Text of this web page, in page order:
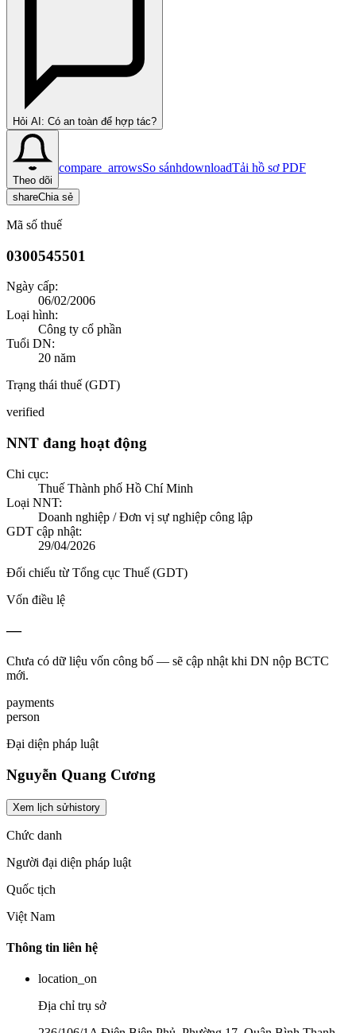
Hỏi AI: Có an toàn để hợp tác?
Theo dõi
compare_arrowsSo sánhdownloadTải hồ sơ PDF
shareChia sẻ
Mã số thuế
0300545501
Ngày cấp:
06/02/2006
Loại hình:
Công ty cổ phần
Tuổi DN:
20 năm
Trạng thái thuế (GDT)
verified
NNT đang hoạt động
Chi cục:
Thuế Thành phố Hồ Chí Minh
Loại NNT:
Doanh nghiệp / Đơn vị sự nghiệp công lập
GDT cập nhật:
29/04/2026
Đối chiếu từ Tổng cục Thuế (GDT)
Vốn điều lệ
—
Chưa có dữ liệu vốn công bố — sẽ cập nhật khi DN nộp BCTC
mới.
payments
person
Đại diện pháp luật
Nguyễn Quang Cương
Xem lịch sửhistory
Chức danh
Người đại diện pháp luật
Quốc tịch
Việt Nam
Thông tin liên hệ
location_on
Địa chỉ trụ sở